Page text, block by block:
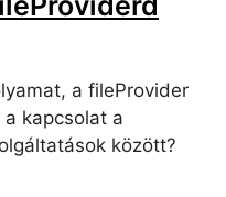
a fileProvider
kapcsolat a
között?